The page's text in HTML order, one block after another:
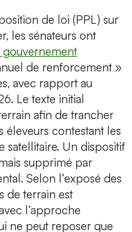
de loi (PPL) sur
les sénateurs ont
de renforcement »
avec rapport au
Le texte initial
afin de trancher
contestant les
satellitaire. Un dispositif
supprimé par
Selon l’exposé des
de terrain est
l’approche
ne peut reposer que